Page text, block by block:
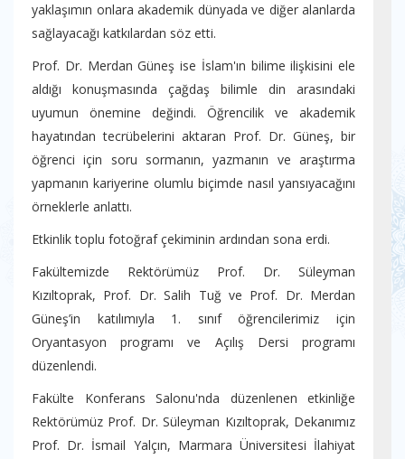
yaklaşımın onlara akademik dünyada ve diğer alanlarda
sağlayacağı katkılardan söz etti.
Prof. Dr. Merdan Güneş ise İslam'ın bilime ilişkisini ele
aldığı konuşmasında çağdaş bilimle din arasındaki
uyumun önemine değindi. Öğrencilik ve akademik
hayatından tecrübelerini aktaran Prof. Dr. Güneş, bir
öğrenci için soru sormanın, yazmanın ve araştırma
yapmanın kariyerine olumlu biçimde nasıl yansıyacağını
örneklerle anlattı.
Etkinlik toplu fotoğraf çekiminin ardından sona erdi.
Fakültemizde Rektörümüz Prof. Dr. Süleyman
Kızıltoprak, Prof. Dr. Salih Tuğ ve Prof. Dr. Merdan
Güneş’in katılımıyla 1. sınıf öğrencilerimiz için
Oryantasyon programı ve Açılış Dersi programı
düzenlendi.
Fakülte Konferans Salonu'nda düzenlenen etkinliğe
Rektörümüz Prof. Dr. Süleyman Kızıltoprak, Dekanımız
Prof. Dr. İsmail Yalçın, Marmara Üniversitesi İlahiyat